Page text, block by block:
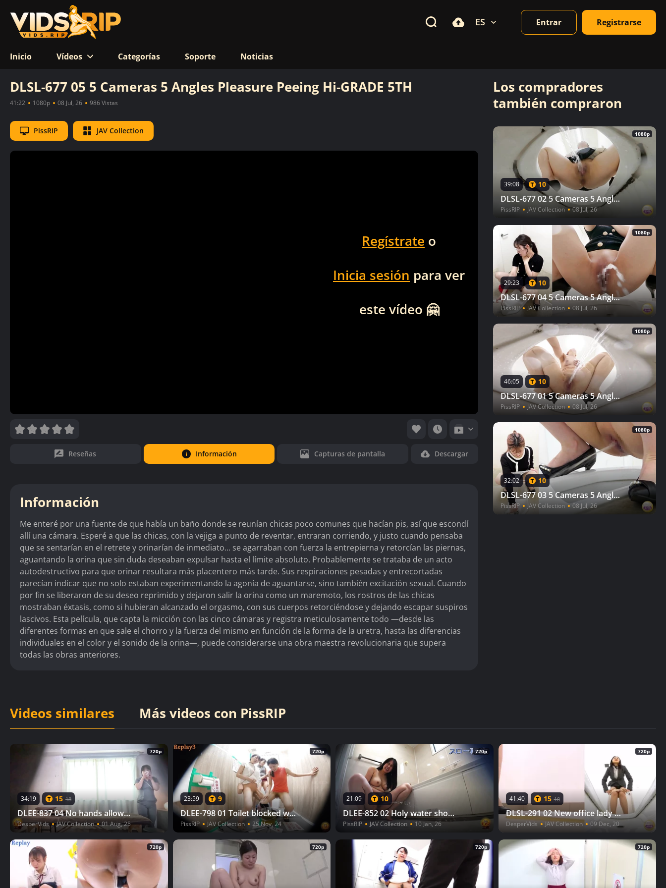
Inicio Vídeos Categorías Soporte Noticias
ES Entrar Registrarse
DLSL-677 05 5 Cameras 5 Angles Pleasure Peeing Hi-GRADE 5TH
41:22 1080p 08 Jul, 26 986 Vistas
PissRIP JAV Collection
Regístrate o
Inicia sesión para ver
este vídeo 🤗
Reseñas Información Capturas de pantalla Descargar
Información
Me enteré por una fuente de que había un baño donde se reunían chicas poco comunes que hacían pis, así que escondí
allí una cámara. Esperé a que las chicas, con la vejiga a punto de reventar, entraran corriendo, y justo cuando pensaba
que se sentarían en el retrete y orinarían de inmediato... se agarraban con fuerza la entrepierna y retorcían las piernas,
aguantando la orina que sin duda deseaban expulsar hasta el límite absoluto. Probablemente se trataba de un acto
autodestructivo para que orinar resultara más placentero más tarde. Sus respiraciones pesadas y entrecortadas
parecían indicar que no solo estaban experimentando la agonía de aguantarse, sino también excitación sexual. Cuando
por fin se liberaron de su deseo reprimido y dejaron salir la orina como un maremoto, los rostros de las chicas
mostraban éxtasis, como si hubieran alcanzado el orgasmo, con sus cuerpos retorciéndose y dejando escapar suspiros
lascivos. Esta película, que capta la micción con las cinco cámaras y registra meticulosamente todo —desde las
diferentes formas en que sale el chorro y la fuerza del mismo en función de la forma de la uretra, hasta las diferencias
individuales en el color y el sonido de la orina—, puede considerarse una obra maestra revolucionaria que supera
todas las obras anteriores.
Los compradores
también compraron
1080p
39:08 10
DLSL-677 02 5 Cameras 5 Angles Pleasure Peeing Hi-GRADE 5TH
PissRIP JAV Collection 08 Jul, 26
1080p
29:23 10
DLSL-677 04 5 Cameras 5 Angles Pleasure Peeing Hi-GRADE 5TH
PissRIP JAV Collection 08 Jul, 26
1080p
46:05 10
DLSL-677 01 5 Cameras 5 Angles Pleasure Peeing Hi-GRADE 5TH
PissRIP JAV Collection 08 Jul, 26
1080p
32:02 10
DLSL-677 03 5 Cameras 5 Angles Pleasure Peeing Hi-GRADE 5TH
PissRIP JAV Collection 08 Jul, 26
Videos similares Más videos con PissRIP
720p
34:19 15 18
DLEE-837 04 No hands allowed! Oil massage therapist no-hands pee leak
DesperVids JAV Collection 01 Aug, 25
720p
23:59 9
DLEE-798 01 Toilet blocked with a bucket option. What will women do? VOL. 2
PissRIP JAV Collection 25 Nov, 24
720p
21:09 10
DLEE-852 02 Holy water shower in the changing room, undressing and holding back, woman urinating in the bathroom 2
PissRIP JAV Collection 10 Jan, 26
720p
41:40 15 18
DLSL-291 02 New office lady who just took a diuretic. She wants to urinate but her boss won't allow it
DesperVids JAV Collection 09 Dec, 20
720p 720p 720p 720p